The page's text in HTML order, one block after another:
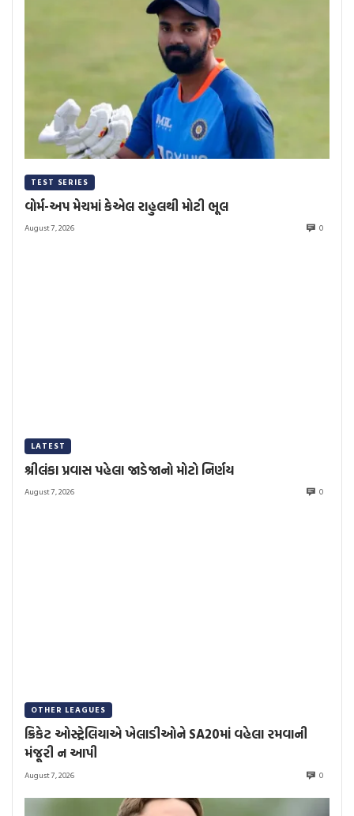
TEST SERIES
વોર્મ-અપ મેચમાં કેએલ રાહુલથી મોટી ભૂલ
August 7, 2026 0
LATEST
શ્રીલંકા પ્રવાસ પહેલા જાડેજાનો મોટો નિર્ણય
August 7, 2026 0
OTHER LEAGUES
ક્રિકેટ ઓસ્ટ્રેલિયાએ ખેલાડીઓને SA20માં વહેલા રમવાની
મંજૂરી ન આપી
August 7, 2026 0